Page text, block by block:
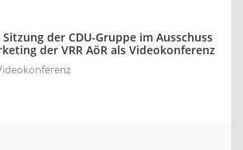
der CDU-Gruppe im Ausschuss
der VRR AöR als Videokonferenz